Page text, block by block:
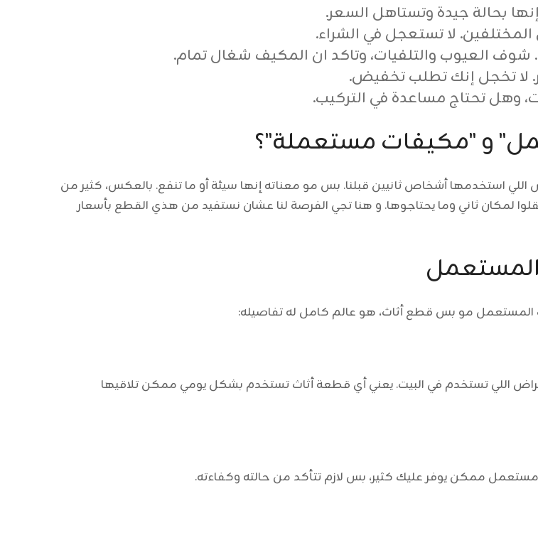
بحالة جيدة وتستاهل السعر.
المختلفين. لا تستعجل في الشراء.
العيوب والتلفيات، وتاكد ان المكيف شغال تمام.
لا تخجل إنك تطلب تخفيض.
وهل تحتاج مساعدة في التركيب.
و "مكيفات مستعملة"؟
استخدمها أشخاص ثانيين قبلنا. بس مو معناته إنها سيئة أو ما تنفع. بالعكس، كثير من
لمكان ثاني وما يحتاجوها. و هنا تجي الفرصة لنا عشان نستفيد من هذي القطع بأسعار
المستعمل
المستعمل مو بس قطع أثاث، هو عالم كامل له تفاصيله:
اللي تستخدم في البيت. يعني أي قطعة أثاث تستخدم بشكل يومي ممكن تلاقيها
ممكن يوفر عليك كثير، بس لازم تتأكد من حالته وكفاءته.